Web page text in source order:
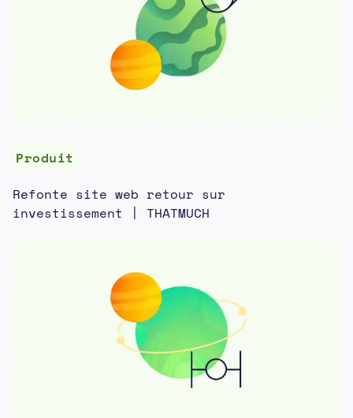
Produit
Refonte site web retour sur
investissement | THATMUCH